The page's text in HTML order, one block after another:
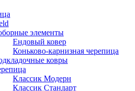
элементы
Ендовый ковер
Коньково-карнизная черепица
ковры
Классик Модерн
Классик Стандарт